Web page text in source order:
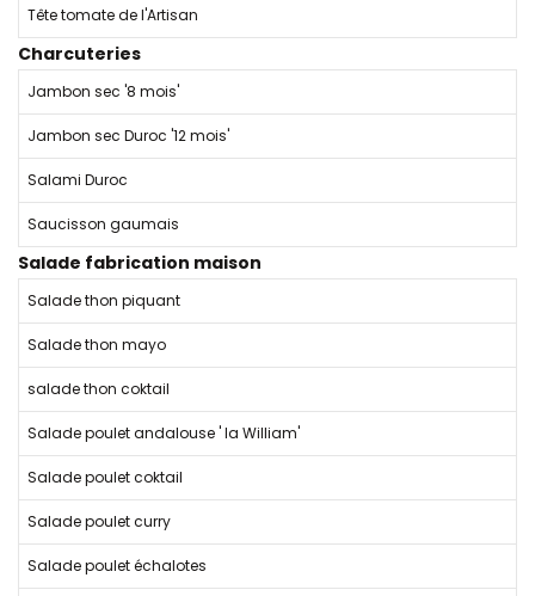
Tête tomate de l'Artisan
Charcuteries
Jambon sec '8 mois'
Jambon sec Duroc '12 mois'
Salami Duroc
Saucisson gaumais
Salade fabrication maison
Salade thon piquant
Salade thon mayo
salade thon coktail
Salade poulet andalouse ' la William'
Salade poulet coktail
Salade poulet curry
Salade poulet échalotes